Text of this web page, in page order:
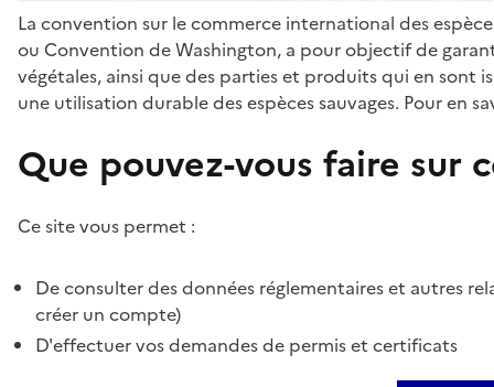
La convention sur le commerce international des
ou Convention de Washington, a pour objectif de
végétales, ainsi que des parties et produits qui en sont
une utilisation durable des espèces sauvages. Pour en
Que pouvez-vous faire sur
Ce site vous permet :
De consulter des données réglementaires et autres
créer un compte)
D'effectuer vos demandes de permis et certificats